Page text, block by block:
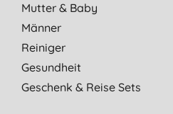
Mutter & Baby
Männer
Reiniger
Gesundheit
Geschenk & Reise Sets